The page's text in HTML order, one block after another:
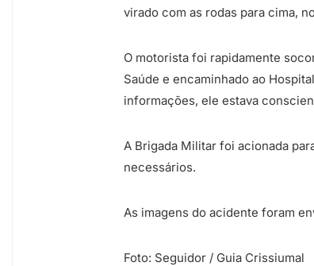
virado com as rodas para cima,
O motorista foi rapidamente
Saúde e encaminhado ao
informações, ele estava
A Brigada Militar foi acionada
necessários.
As imagens do acidente foram
Foto: Seguidor / Guia Crissiumal